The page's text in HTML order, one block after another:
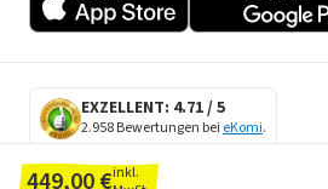
449,00 €inkl.
EXZELLENT: 4.71 / 5
2.958 Bewertungen bei eKomi.
SECURE DATA